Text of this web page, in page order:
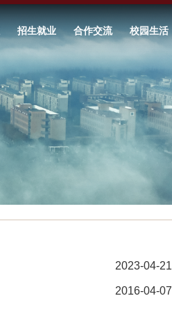
招生就业 合作交流 校园生活
2023-04-21
2016-04-07